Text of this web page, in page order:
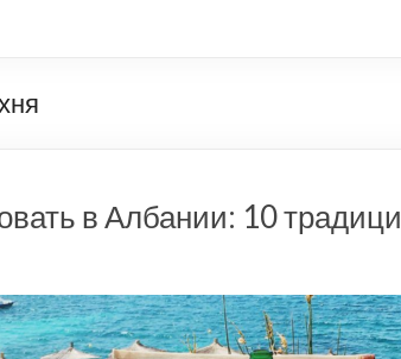
в Албании: 10